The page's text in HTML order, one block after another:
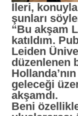
İleri,
şunları
“Bu akşam
katıldım.
Leiden
düzenlenen
geleceği
akşamdı.
Beni